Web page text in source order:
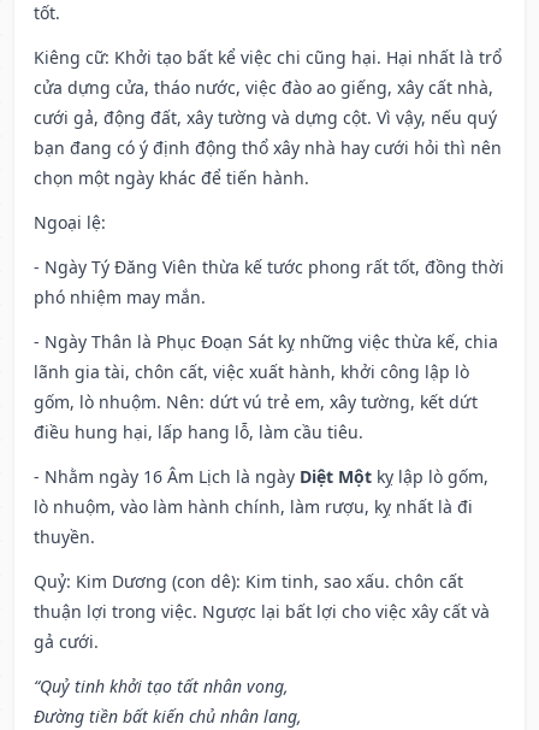
tốt.
Kiêng cữ: Khởi tạo bất kể việc chi cũng hại. Hại nhất là trổ
cửa dựng cửa, tháo nước, việc đào ao giếng, xây cất nhà,
cưới gả, động đất, xây tường và dựng cột. Vì vậy, nếu quý
bạn đang có ý định động thổ xây nhà hay cưới hỏi thì nên
chọn một ngày khác để tiến hành.
Ngoại lệ:
- Ngày Tý Đăng Viên thừa kế tước phong rất tốt, đồng thời
phó nhiệm may mắn.
- Ngày Thân là Phục Đoạn Sát kỵ những việc thừa kế, chia
lãnh gia tài, chôn cất, việc xuất hành, khởi công lập lò
gốm, lò nhuộm. Nên: dứt vú trẻ em, xây tường, kết dứt
điều hung hại, lấp hang lỗ, làm cầu tiêu.
- Nhằm ngày 16 Âm Lịch là ngày Diệt Một kỵ lập lò gốm,
lò nhuộm, vào làm hành chính, làm rượu, kỵ nhất là đi
thuyền.
Quỷ: Kim Dương (con dê): Kim tinh, sao xấu. chôn cất
thuận lợi trong việc. Ngược lại bất lợi cho việc xây cất và
gả cưới.
“Quỷ tinh khởi tạo tất nhân vong,
Đường tiền bất kiến chủ nhân lang,